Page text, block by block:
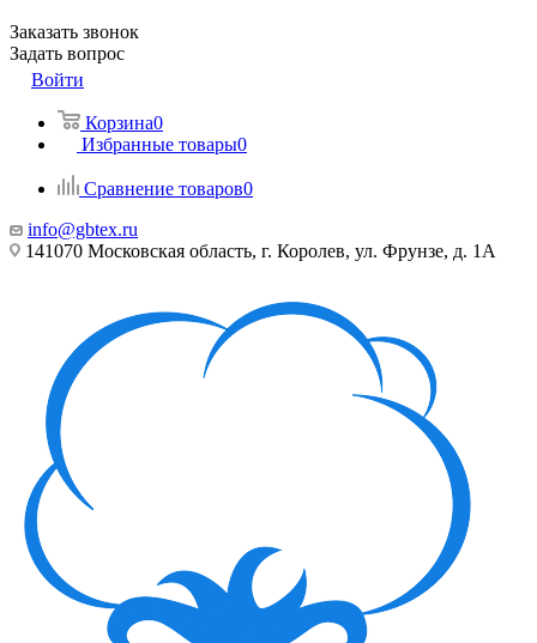
Заказать звонок
Задать вопрос
Войти
Корзина0
Избранные товары0
Сравнение товаров0
info@gbtex.ru
141070 Московская область, г. Королев, ул. Фрунзе, д. 1А